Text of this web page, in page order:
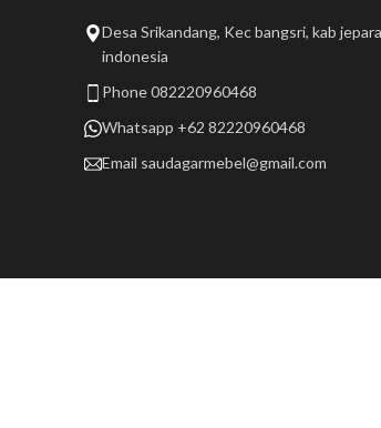
Desa Srikandang, Kec bangsri, kab
indonesia
Phone 082220960468
Whatsapp +62 82220960468
Email saudagarmebel@gmail.com